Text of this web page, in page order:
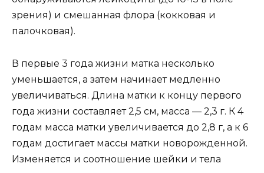
зрения) и смешанная флора (кокковая и
палочковая).
В первые 3 года жизни матка несколько
уменьшается, а затем начинает медленно
увеличиваться. Длина матки к концу первого
года жизни составляет 2,5 см, масса — 2,3 г. К 4
годам масса матки увеличивается до 2,8 г, а к 6
годам достигает массы матки новорожденной.
Изменяется и соотношение шейки и тела